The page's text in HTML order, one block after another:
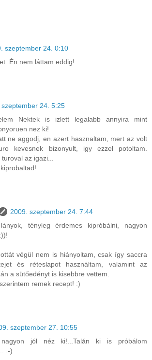
szeptember 24. 0:10
nem láttam eddig!
24. 5:25
Nektek is izlett legalabb annyira mint
nez ki!
ne aggodj, en azert hasznaltam, mert az volt
kevesnek bizonyult, igy ezzel potoltam.
az igazi...
2009. szeptember 24. 7:44
tényleg érdemes kipróbálni, nagyon
végül nem is hiányoltam, csak így saccra
és réteslapot használtam, valamint az
a sütőedényt is kisebbre vettem.
remek recept! :)
szeptember 27. 10:55
jól néz ki!...Talán ki is próbálom
:-)